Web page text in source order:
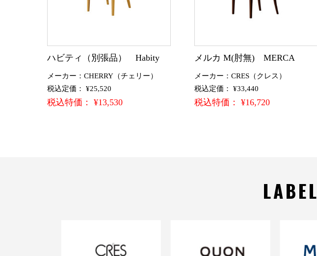
ハビティ（別張品） Habity
メーカー：CHERRY（チェリー）
税込定価： ¥25,520
税込特価： ¥13,530
メルカ M(肘無) MERCA
メーカー：CRES（クレス）
税込定価： ¥33,440
税込特価： ¥16,720
LABEL